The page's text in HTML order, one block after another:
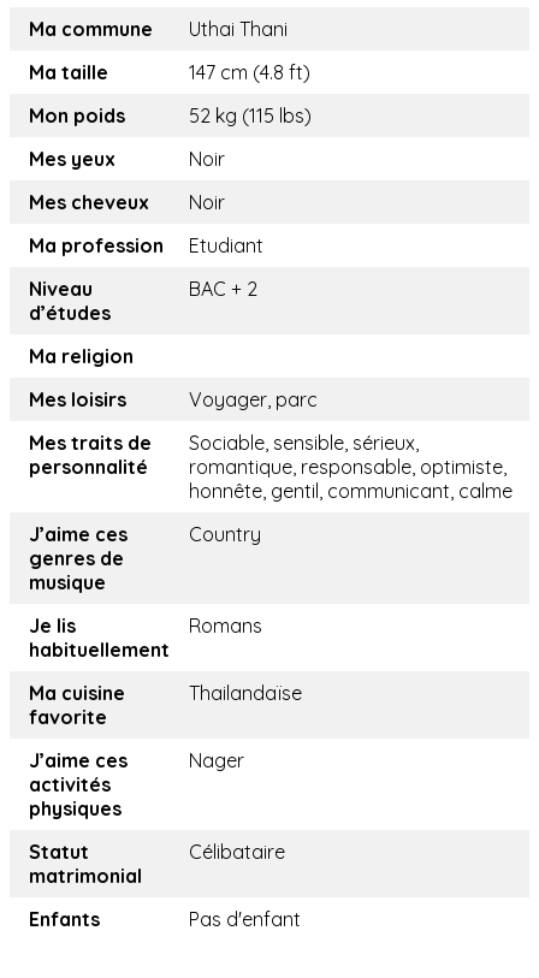
Ma commune
Uthai Thani
Ma taille
147 cm (4.8 ft)
Mon poids
52 kg (115 lbs)
Mes yeux
Noir
Mes cheveux
Noir
Ma profession
Etudiant
Niveau
d’études
BAC + 2
Ma religion
Mes loisirs
Voyager, parc
Mes traits de
personnalité
Sociable, sensible, sérieux,
romantique, responsable, optimiste,
honnête, gentil, communicant, calme
J’aime ces
genres de
musique
Country
Je lis
habituellement
Romans
Ma cuisine
favorite
Thailandaïse
J’aime ces
activités
physiques
Nager
Statut
matrimonial
Célibataire
Enfants Pas d'enfant